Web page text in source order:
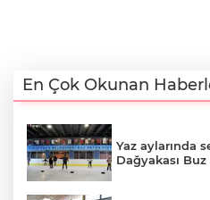
En Çok Okunan
Yaz aylarında
Dağyakası